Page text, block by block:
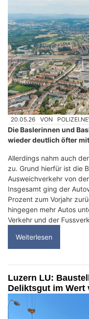
20.05.26 VON
Die Baslerinnen und
wieder deutlich öfter
Allerdings nahm auch
zu. Grund hierfür ist die
Ausweichverkehr von
Insgesamt ging der
Prozent zum Vorjahr
hingegen mehr Autos
Verkehr und der
Weiterlesen
Luzern LU:
Deliktsgut im Wert